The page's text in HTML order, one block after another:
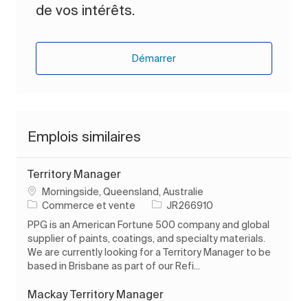
de vos intérêts.
Démarrer
Emplois similaires
Territory Manager
Emplacement
Morningside, Queensland, Australie
Catégorie
Commerce et vente ID de l’emploi
JR266910
PPG is an American Fortune 500 company and global
supplier of paints, coatings, and specialty materials.
We are currently looking for a Territory Manager to be
based in Brisbane as part of our Refi...
Mackay Territory Manager